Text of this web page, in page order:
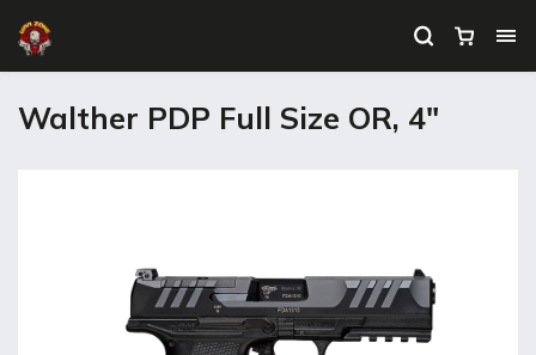
Walther PDP Full Size OR, 4"